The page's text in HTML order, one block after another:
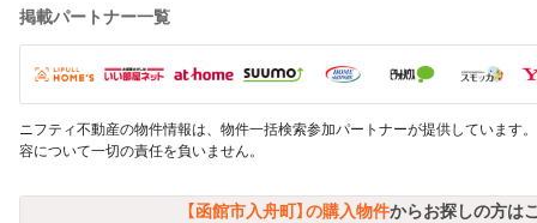
掲載パートナー一覧
ニフティ不動産の物件情報は、物件一括検索参加パートナーが提供しています
容について一切の責任を負いません。
【函館市入舟町】の購入物件からお探しの方は